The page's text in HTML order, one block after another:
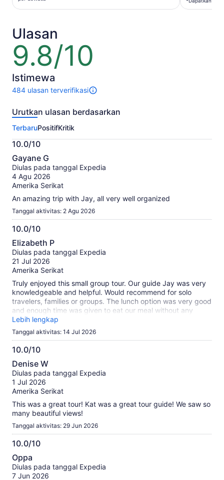
dewasa
traveler*
Ulasan
9.8/10
9.8
dari
10
Istimewa
484 ulasan terverifikasi
484
untuk
ini.
Informasi
lebih
lanjut
tentang
ulasan
terverifikasi
Urutkan ulasan berdasarkan
TerbaruPositifKritik
10.0/10
10.0
dari
10
Gayane G
Diulas pada tanggal Expedia
4 Agu 2026
Amerika Serikat
An amazing trip with Jay, all very well organized
Tanggal aktivitas: 2 Agu 2026
10.0/10
10.0
dari
10
Elizabeth P
Diulas pada tanggal Expedia
21 Jul 2026
Amerika Serikat
Truly enjoyed this small group tour. Our guide Jay was very
knowledgeable and helpful. Would recommend for solo
travelers, families or groups. The lunch option was very good
and enough time was given to eat our meal without any
rushing. Would do afai
Lebih lengkap
Tanggal aktivitas: 14 Jul 2026
10.0/10
10.0
dari
10
Denise W
Diulas pada tanggal Expedia
1 Jul 2026
Amerika Serikat
This was a great tour! Kat was a great tour guide! We saw so
many beautiful views!
Tanggal aktivitas: 29 Jun 2026
10.0/10
10.0
dari
10
Oppa
Diulas pada tanggal Expedia
7 Jun 2026